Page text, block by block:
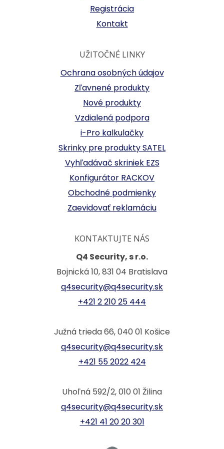
Registrácia
Kontakt
UŽITOČNÉ LINKY
Ochrana osobných údajov
Zľavnené produkty
Nové produkty
Vzdialená podpora
i-Pro kalkulačky
Skrinky pre produkty SATEL
Vyhľadávač skriniek EZS
Konfigurátor RACKOV
Obchodné podmienky
Zaevidovať reklamáciu
KONTAKTUJTE NÁS
Q4 Security, s r.o.
Bojnická 10, 831 04 Bratislava
q4security@q4security.sk
+421 2 210 25 444
Južná trieda 66, 040 01 Košice
q4security@q4security.sk
+421 55 2022 424
Uhoľná 592/2, 010 01 Žilina
q4security@q4security.sk
+421 41 20 20 301